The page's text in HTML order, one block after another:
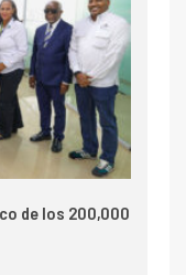
de los 200,000